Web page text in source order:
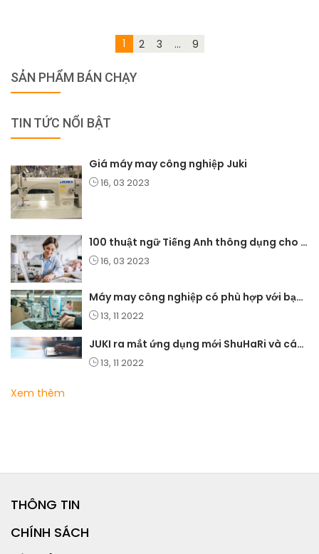
SẢN PHẨM BÁN CHẠY
TIN TỨC NỔI BẬT
Giá máy may công nghiệp Juki
16, 03 2023
100 thuật ngữ Tiếng Anh thông dụng cho ngành may mặc
16, 03 2023
Máy may công nghiệp có phù hợp với bạn không?
13, 11 2022
JUKI ra mắt ứng dụng mới ShuHaRi và các giải pháp học tập điện tử
13, 11 2022
Xem thêm
1 2 3 ... 9
THÔNG TIN
CHÍNH SÁCH